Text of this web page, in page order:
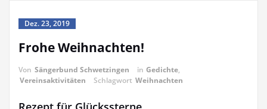
Dez. 23, 2019
Frohe Weihnachten!
Von Sängerbund Schwetzingen in Gedichte,
Vereinsaktivitäten
Schlagwort Weihnachten